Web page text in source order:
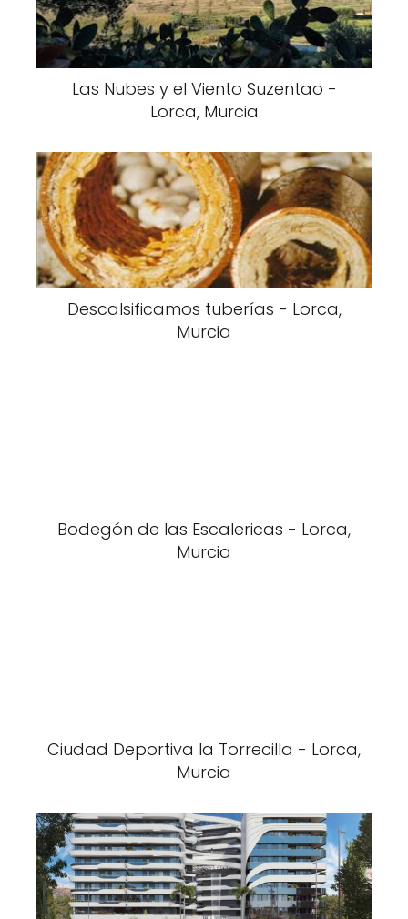
Las Nubes y el Viento Suzentao -
Lorca, Murcia
Descalsificamos tuberías - Lorca,
Murcia
Bodegón de las Escalericas - Lorca,
Murcia
Ciudad Deportiva la Torrecilla - Lorca,
Murcia